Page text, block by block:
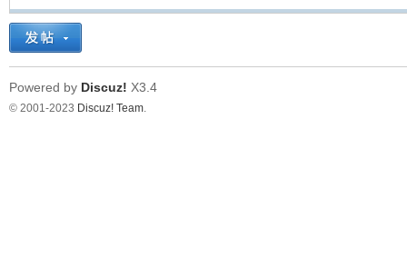
Powered by Discuz! X3.4
© 2001-2023 Discuz! Team.